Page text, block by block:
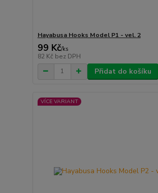
Hayabusa Hooks Model P1 - vel. 2
99 Kč/ks
82 Kč bez DPH
Přidat do košíku
VÍCE VARIANT